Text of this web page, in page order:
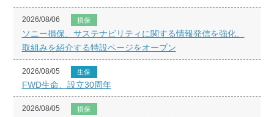
2026/08/06 損保
ソニー損保、サステナビリティに関する情報発信を強化、
取組みを紹介する特設ページをオープン
2026/08/05 生保
FWD生命、設立30周年
2026/08/05 損保